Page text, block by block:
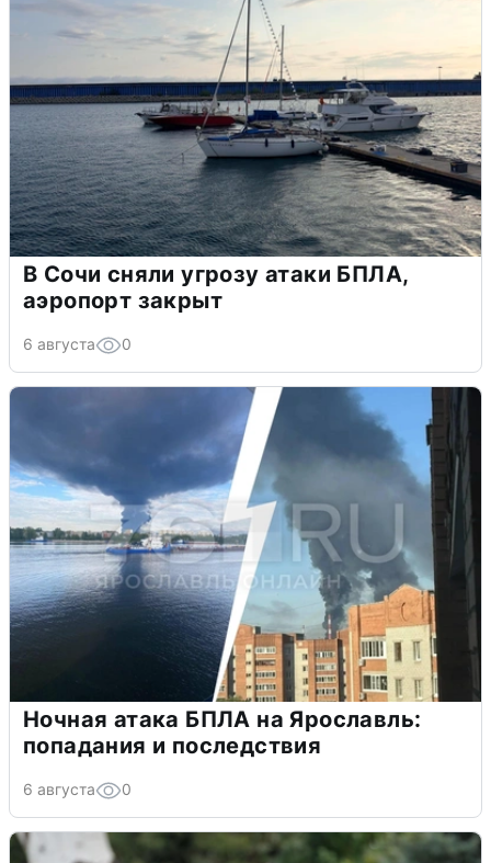
В Сочи сняли угрозу атаки БПЛА,
аэропорт закрыт
6 августа 0
Ночная атака БПЛА на Ярославль:
попадания и последствия
6 августа 0